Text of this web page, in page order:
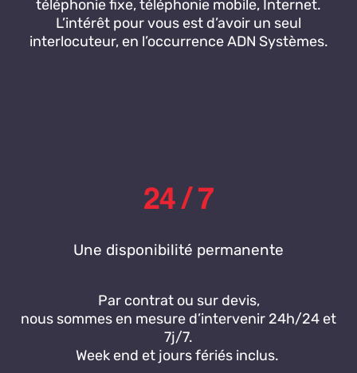
téléphonie fixe, téléphonie mobile, Internet.
L’intérêt pour vous est d’avoir un seul
interlocuteur, en l’occurrence ADN Systèmes.
Une disponibilité permanente
Par contrat ou sur devis,
nous sommes en mesure d’intervenir 24h/24 et
7j/7.
Week end et jours fériés inclus.